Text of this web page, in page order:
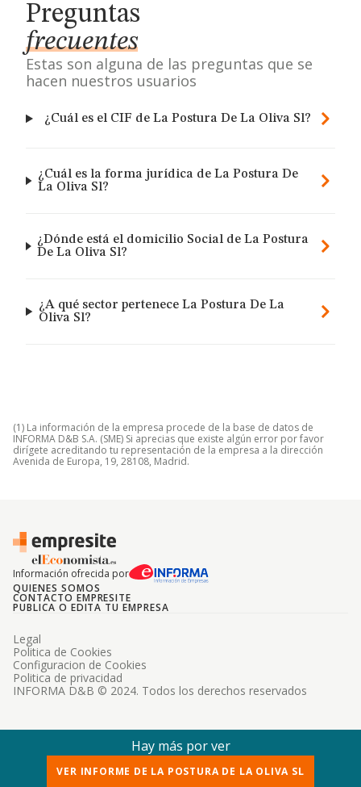
Preguntas
frecuentes
Estas son alguna de las preguntas que se
hacen nuestros usuarios
¿Cuál es el CIF de La Postura De La Oliva Sl?
¿Cuál es la forma jurídica de La Postura De
La Oliva Sl?
¿Dónde está el domicilio Social de La Postura
De La Oliva Sl?
¿A qué sector pertenece La Postura De La
Oliva Sl?
(1) La información de la empresa procede de la base de datos de
INFORMA D&B S.A. (SME) Si aprecias que existe algún error por favor
dirígete acreditando tu representación de la empresa a la dirección
Avenida de Europa, 19, 28108, Madrid.
Información ofrecida por
QUIENES SOMOS
CONTACTO EMPRESITE
PUBLICA O EDITA TU EMPRESA
INFORMA D&B © 2024. Todos los derechos reservados
Legal
Politica de Cookies
Configuracion de Cookies
Politica de privacidad
Hay más por ver
VER INFORME DE LA POSTURA DE LA OLIVA SL